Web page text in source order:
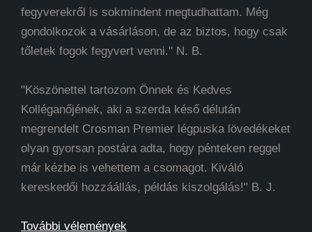
fegyverekről is sokmindent megtudhattam. Még
gondolkozok a vásárláson, de az biztos, hogy csak
tőletek fogok fegyvert venni." N. B.
"Köszönettel tartozom Önnek és Kedves
Kolléganőjének, aki a szerda késő délután
megrendelt Crosman Premier légpuska lövedékeket
olyan gyorsan postára adta, hogy pénteken reggel
már kézbe is vehettem a csomagot. Kiváló
kereskedői hozzáállás, példás kiszolgálás!" B. J.
További vélemények